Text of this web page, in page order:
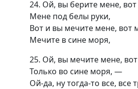
24. Ой, вы берите мене,
Мене под белы руки,
Вот и вы мечите мене, вот
Мечите в сине моря,
25. Ой, вы мечите мене,
Только во сине моря, —
Ой-да, ну тогда-то все, все